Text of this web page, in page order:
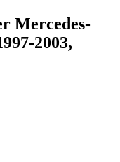
Mercedes-
2003,